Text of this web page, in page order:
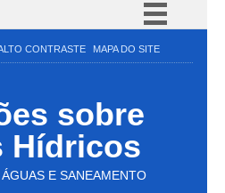
Simplifique!
Participe
Acesso à informação
Legislação
CONTRASTE MAPA DO SITE
sobre
Hídricos
E SANEAMENTO